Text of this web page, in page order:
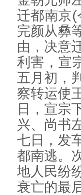
迁都南京
完颜从彝
由，决意
利害，宣
五月初，
察转运使
日，宣宗
兴、尚书
七日，发
都南逃。
地人民纷
衰亡的最